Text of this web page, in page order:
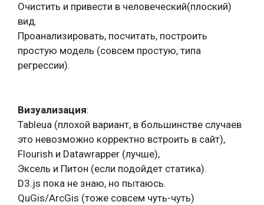
Очистить и привести в человеческий(плоский)
вид.
Проанализировать, посчитать, построить
простую модель (совсем простую, типа
регрессии).
Визуализация:
Tableua (плохой вариант, в большинстве случаев
это невозможно корректно встроить в сайт),
Flourish и Datawrapper (лучше),
Эксель и Питон (если подойдет статика).
D3.js пока не знаю, но пытаюсь.
QuGis/ArcGis (тоже совсем чуть-чуть)